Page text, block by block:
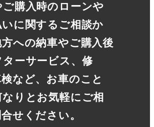
購入時のローンや
いに関するご相談か
方への納車やご購入後
ターサービス、修
など、お車のこと
りとお気軽にご相
せください。